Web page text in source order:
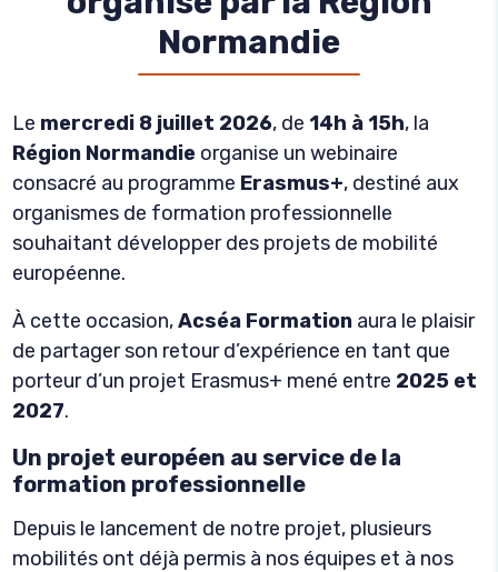
Normandie
Le mercredi 8 juillet 2026, de 14h à 15h, la
Région Normandie organise un webinaire
consacré au programme Erasmus+, destiné aux
organismes de formation professionnelle
souhaitant développer des projets de mobilité
européenne.
À cette occasion,Acséa Formation aura le plaisir
de partager son retour d’expérience en tant que
porteur d’un projet Erasmus+ mené entre 2025 et
2027.
Un projet européen au service de la
formation professionnelle
Depuis le lancement de notre projet, plusieurs
mobilités ont déjà permis à nos équipes et à nos